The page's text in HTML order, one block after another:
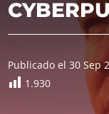
Publicado el 30 Sep
1.930